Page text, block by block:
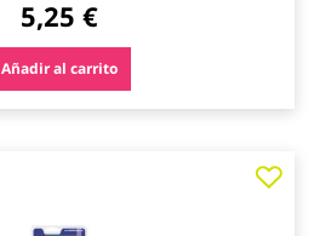
5,25 €
Añadir al carrito